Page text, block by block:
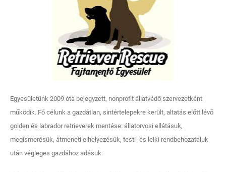
Egyesületünk 2009 óta bejegyzett, nonprofit állatvédő szervezetként
működik. Fő célunk a gazdátlan, sintértelepekre került, altatás előtt lévő
golden és labrador retrieverek mentése: állatorvosi ellátásuk,
megismerésük, átmeneti elhelyezésük, testi- és lelki rendbehozataluk
után végleges gazdához adásuk.